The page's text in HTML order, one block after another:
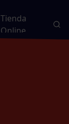
Tienda
Online